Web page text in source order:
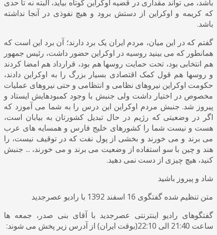
باشد، می تواند مقداری در قضیه اوکراین کوتاه بیاید، البته نه تا حدی
که کریمه و اوکراین از دستش برود و هیچ نفوذی در آنجا نداشته
باشد.
گفتم که در این میان، مردم ایران یک برد دارند؛ آن برد این است که
همانطور که می بینید روسیه در اوکراین حضور داشت، رئیس جمهور
هم انتخابی بود، تحت حمایت روسها هم بود، قرارداد هم امضا کردند
و روسها هم قول کمک اقتصادی بسیار بزرگ را به اوکراین دادند،
حکومت اوکراین نیروهای نظامی و انتظامی و حتی نیروهای عملیات
مخصوص در اختیار داشت ولی جنبش با وجود کمبودهایش ایستاد و
پیروز شد. جنبش مردم اوکراین این درس را به شما می آموزد که
اگر در وضعیتی که رژیم در حال تبدیل کشورتان به بیابان است،
هست و نیست شما را کشورهای خلیج فارس و همسایه های عرب
می برند و می خورند و بخشی از پول نفت که در توقیف نیست، را
هند و چین با سو استفاده از وضعیت می برند و می خورند، ... جنبش
کنید، هیچ چیزی از دست نمی دهید.
شاد و پیروز باشید
متن تنظیم شده گفتگوی 16 اسفند 1392 با رادیو عصرجدید
گفتگوهای رادیو اینترنتی عصرجدید با آقای بنی صدر، جمعه ها
ساعت 21:40 الی 22:10(بوقت ایران) از آدرس زیر پخش می شوند: